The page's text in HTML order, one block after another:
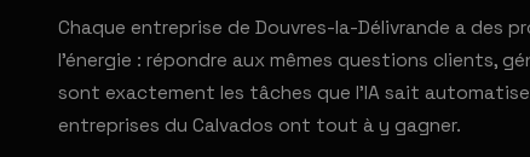
Chaque entreprise de Douvres-la-Délivrande a
l'énergie : répondre aux mêmes questions clients,
sont exactement les tâches que l'IA sait
entreprises du Calvados ont tout à y gagner.